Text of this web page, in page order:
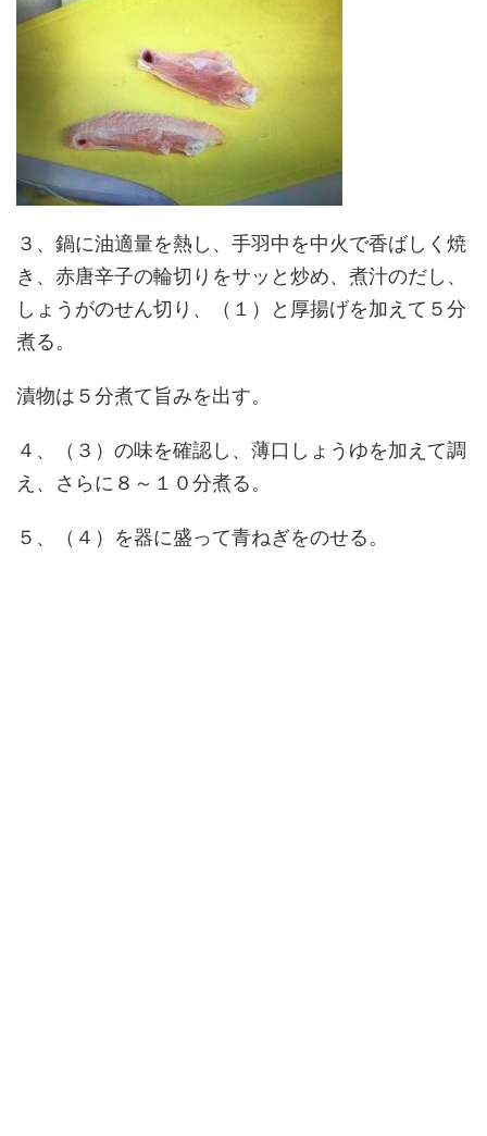
３、鍋に油適量を熱し、手羽中を中火で香ばしく焼
き、赤唐辛子の輪切りをサッと炒め、煮汁のだし、
しょうがのせん切り、（１）と厚揚げを加えて５分
煮る。
漬物は５分煮て旨みを出す。
４、（３）の味を確認し、薄口しょうゆを加えて調
え、さらに８～１０分煮る。
５、（４）を器に盛って青ねぎをのせる。